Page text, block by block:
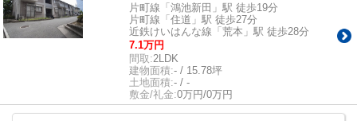
片町線「鴻池新田」駅 徒歩19分
片町線「住道」駅 徒歩27分
近鉄けいはんな線「荒本」駅 徒歩28分
7.1万円
間取:2LDK
建物面積:- / 15.78坪
土地面積:- / -
敷金/礼金:0万円/0万円